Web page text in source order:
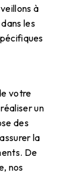
à
les
votre
un
des
la
De
nos